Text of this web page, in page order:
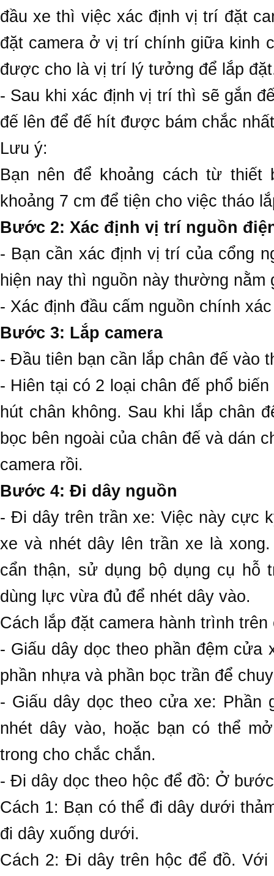
đầu xe thì việc xác định vị trí đặt
đặt camera ở vị trí chính giữa kinh
được cho là vị trí lý tưởng để lắp
- Sau khi xác định vị trí thì sẽ gắn
đế lên để đế hít được bám chắc
Lưu ý:
Bạn nên để khoảng cách từ thiết
khoảng 7 cm để tiện cho việc tháo
Bước 2: Xác định vị trí nguồn
- Bạn cần xác định vị trí của cổng
hiện nay thì nguồn này thường nằm
- Xác định đầu cấm nguồn chính
Bước 3: Lắp camera
- Đầu tiên bạn cần lắp chân đế vào
- Hiên tại có 2 loại chân đế phổ
hút chân không. Sau khi lắp chân
bọc bên ngoài của chân đế và dán
camera rồi.
Bước 4: Đi dây nguồn
- Đi dây trên trần xe: Việc này cực
xe và nhét dây lên trần xe là
cẩn thận, sử dụng bộ dụng cụ hỗ
dùng lực vừa đủ để nhét dây vào.
Cách lắp đặt camera hành trình
- Giấu dây dọc theo phần đệm cửa
phần nhựa và phần bọc trần để
- Giấu dây dọc theo cửa xe: Phần
nhét dây vào, hoặc bạn có thể
trong cho chắc chắn.
- Đi dây dọc theo hộc để đồ: Ở
Cách 1: Bạn có thể đi dây dưới
đi dây xuống dưới.
Cách 2: Đi dây trên hộc để đồ.